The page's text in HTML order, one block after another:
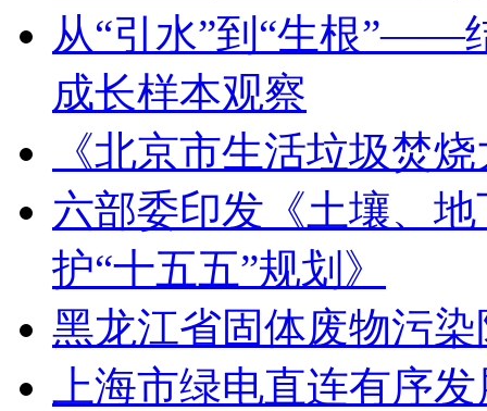
从“引水”到“生根”——
成长样本观察
《北京市生活垃圾焚
六部委印发《土壤、
护“十五五”规划》
黑龙江省固体废物污
上海市绿电直连有序